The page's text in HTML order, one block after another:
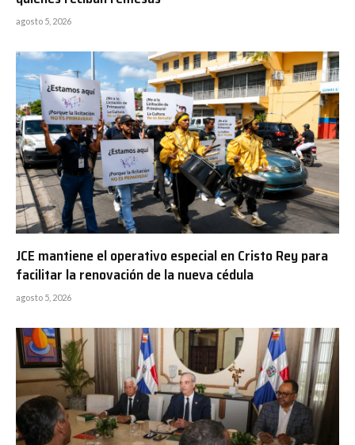
agosto 5, 2026
JCE mantiene el operativo especial en Cristo Rey para
facilitar la renovación de la nueva cédula
agosto 5, 2026